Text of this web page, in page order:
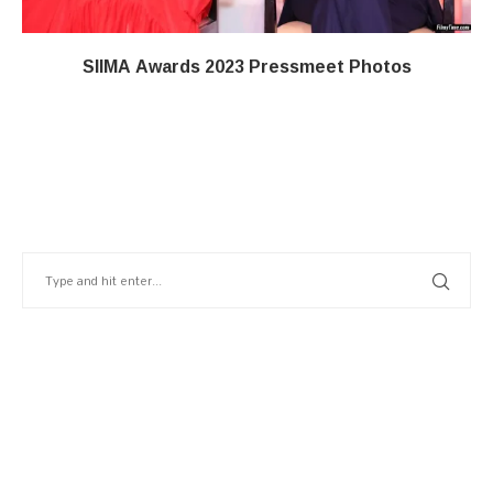
SIIMA Awards 2023 Pressmeet Photos